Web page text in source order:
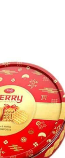
giá:
hạn: